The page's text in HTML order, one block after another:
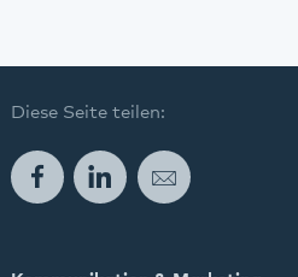
Diese Seite teilen:
FacebookLinkedInE-Mail